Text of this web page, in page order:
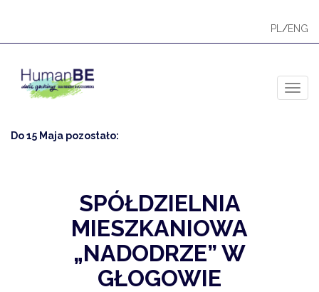
PL /ENG
Do 15 Maja pozostało:
SPÓŁDZIELNIA
MIESZKANIOWA
„NADODRZE” W
GŁOGOWIE